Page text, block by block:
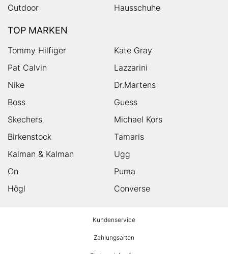
Outdoor
Hausschuhe
TOP MARKEN
Tommy Hilfiger
Kate Gray
Pat Calvin
Lazzarini
Nike
Dr.Martens
Boss
Guess
Skechers
Michael Kors
Birkenstock
Tamaris
Kalman & Kalman
Ugg
On
Puma
Högl
Converse
Kundenservice
Zahlungsarten